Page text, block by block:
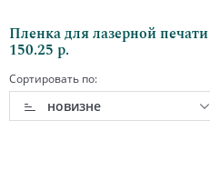
Пленка для лазерной
150.25 р.
Сортировать по:
новизне